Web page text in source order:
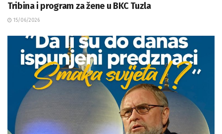
Tribina i program za žene u BKC Tuzla
15/06/2026